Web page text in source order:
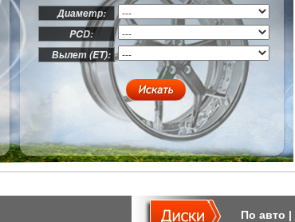
Диаметр:
PCD:
Вылет (ET):
По авто |